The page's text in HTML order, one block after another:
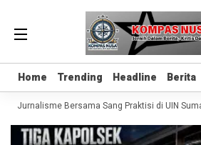
Home Trending Headline Berita
Home Trending Headline Berita
Jurnalisme Bersama Sang Praktisi di UIN